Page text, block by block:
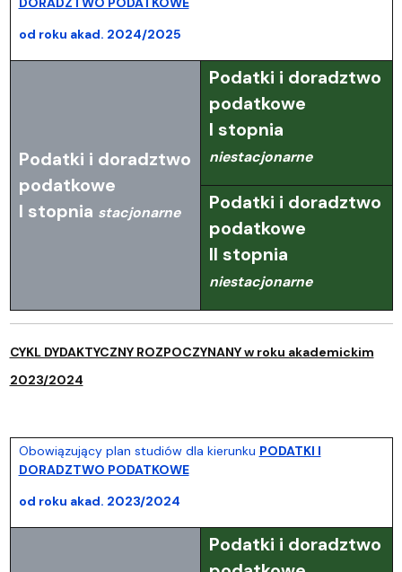
od roku akad. 2024/2025
Podatki i doradztwo
podatkowe
I stopnia stacjonarne
Podatki i doradztwo
podatkowe
I stopnia
niestacjonarne
Podatki i doradztwo
podatkowe
II stopnia
niestacjonarne
CYKL DYDAKTYCZNY ROZPOCZYNANY w roku akademickim
2023/2024
Obowiązujący plan studiów dla kierunku PODATKI I
DORADZTWO PODATKOWE
od roku akad. 2023/2024
Podatki i doradztwo